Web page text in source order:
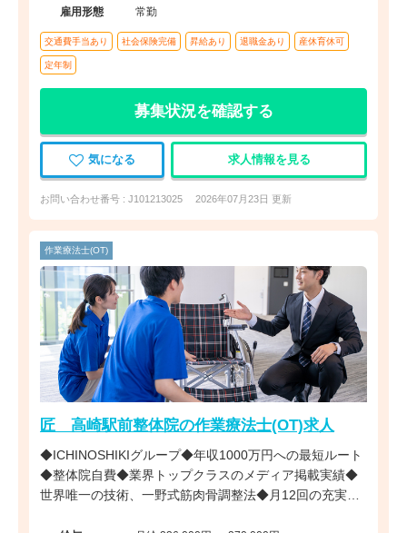
雇用形態
常勤
交通費手当あり 社会保険完備 昇給あり 退職金あり 産休育休可
定年制
募集状況を確認する
気になる 求人情報を見る
お問い合わせ番号 : J101213025 2026年07月23日 更新
作業療法士(OT)
匠 高崎駅前整体院の作業療法士(OT)求人
◆ICHINOSHIKIグループ◆年収1000万円への最短ルート
◆整体院自費◆業界トップクラスのメディア掲載実績◆
世界唯一の技術、一野式筋肉骨調整法◆月12回の充実し